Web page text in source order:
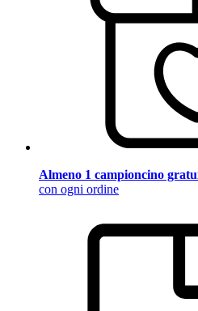
Almeno 1 campioncino
con ogni ordine